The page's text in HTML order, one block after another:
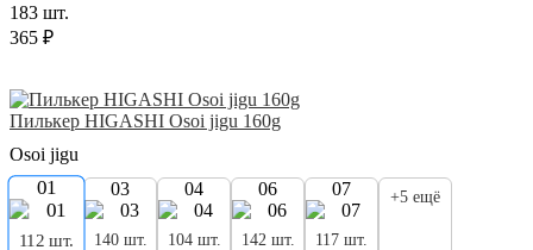
183 шт.
365 ₽
Пилькер HIGASHI Osoi jigu 160g
Osoi jigu
01
112 шт.
03
140 шт.
04
104 шт.
06
142 шт.
07
117 шт.
+5 ещё